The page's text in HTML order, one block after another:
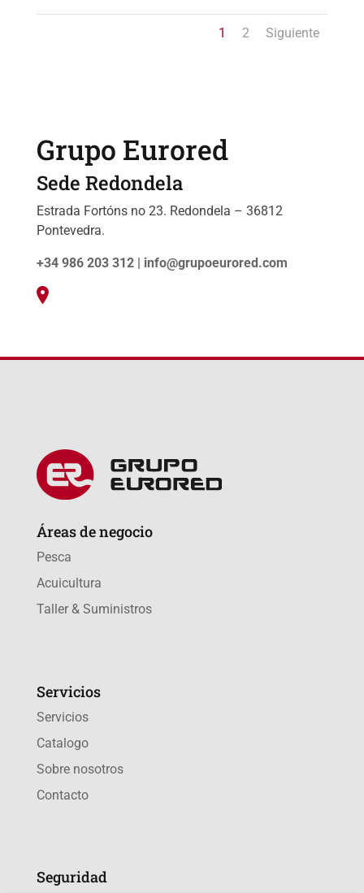
1 2 Siguiente
Grupo Eurored
Sede Redondela
Estrada Fortóns no 23. Redondela – 36812
Pontevedra.
+34 986 203 312 | info@grupoeurored.com
Áreas de negocio
Pesca
Acuicultura
Taller & Suministros
Servicios
Servicios
Catalogo
Sobre nosotros
Contacto
Seguridad